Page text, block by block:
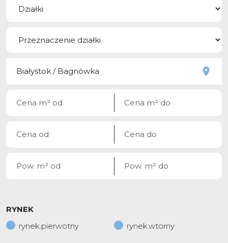
RYNEK
rynek.pierwotny
rynek.wtorny